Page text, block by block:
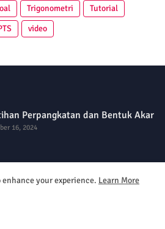
Trigonometri
Tutorial
video
Perpangkatan dan Bentuk Akar
16, 2024
your experience. Learn More